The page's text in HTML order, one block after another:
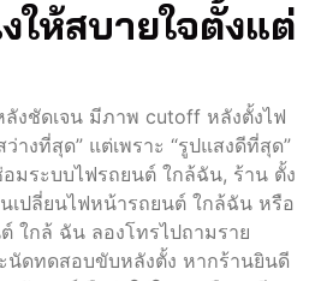
ให้สบายใจตั้งแต่
งชัดเจน มีภาพ cutoff หลังตั้งไฟ
างที่สุด” แต่เพราะ “รูปแสงดีที่สุด”
มระบบไฟรถยนต์ ใกล้ฉัน, ร้าน ตั้ง
เปลี่ยนไฟหน้ารถยนต์ ใกล้ฉัน หรือ
ใกล้ ฉัน ลองโทรไปถามราย
นัดทดสอบขับหลังตั้ง หากร้านยินดี